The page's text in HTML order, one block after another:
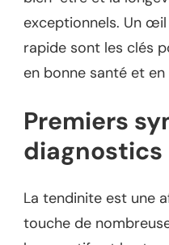
exceptionnels. Un
rapide sont les clés
en bonne santé et
Premiers
diagnostics
La tendinite est une
touche de